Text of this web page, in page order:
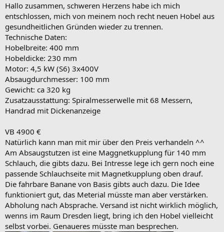
Hallo zusammen, schweren Herzens habe ich mich
entschlossen, mich von meinem noch recht neuen Hobel aus
gesundheitlichen Gründen wieder zu trennen.
Technische Daten:
Hobelbreite: 400 mm
Hobeldicke: 230 mm
Motor: 4,5 kW (S6) 3x400V
Absaugdurchmesser: 100 mm
Gewicht: ca 320 kg
Zusatzausstattung: Spiralmesserwelle mit 68 Messern,
Handrad mit Dickenanzeige
VB 4900 €
Natürlich kann man mit mir über den Preis verhandeln ^^
Am Absaugstutzen ist eine Maggnetkupplung für 140 mm
Schlauch, die gibts dazu. Bei Intresse lege ich gern noch eine
passende Schlauchseite mit Magnetkupplung oben drauf.
Die fahrbare Banane von Basis gibts auch dazu. Die Idee
funktioniert gut, das Meterial müsste man aber verstärken.
Abholung nach Absprache. Versand ist nicht wirklich möglich,
wenns im Raum Dresden liegt, bring ich den Hobel vielleicht
selbst vorbei. Genaueres müsste man besprechen.